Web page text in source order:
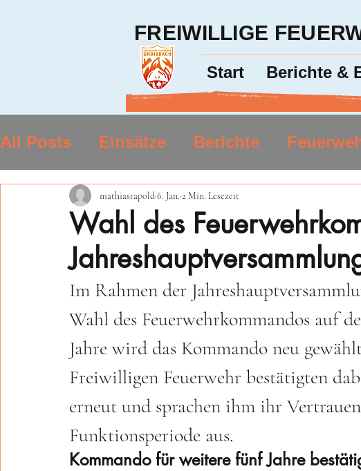
FREIWILLIGE
Start Berichte &
All Posts Einsätze Berichte
Wahl des
mathiasrapold6. Jan. 2 Min. Lesezeit
Im Rahmen der
Wahl des Feuerwehrkommandos auf
Jahre wird das Kommando neu
Freiwilligen Feuerwehr bestätigten
erneut und sprachen ihm ihr
Funktionsperiode aus.
Kommando für weitere fünf Jahre